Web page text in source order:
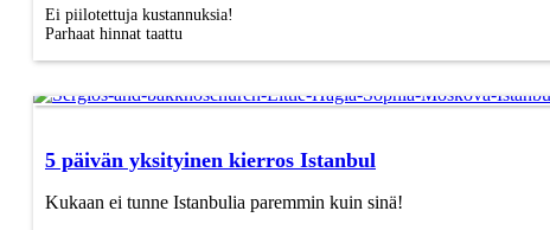
Ei piilotettuja kustannuksia!
Parhaat hinnat taattu
5 päivän yksityinen kierros Istanbul
Kukaan ei tunne Istanbulia paremmin kuin sinä!